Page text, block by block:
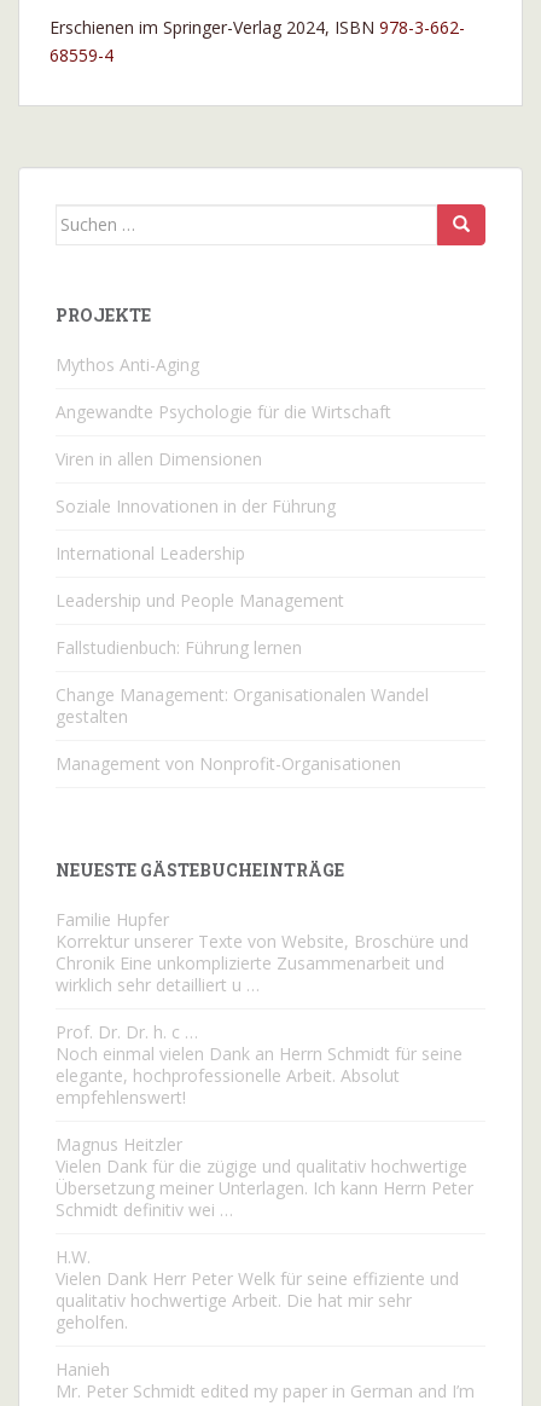
Erschienen im Springer-Verlag 2024, ISBN 978-3-662-
68559-4
Suchen
PROJEKTE
Mythos Anti-Aging
Angewandte Psychologie für die Wirtschaft
Viren in allen Dimensionen
Soziale Innovationen in der Führung
International Leadership
Leadership und People Management
Fallstudienbuch: Führung lernen
Change Management: Organisationalen Wandel
gestalten
Management von Nonprofit-Organisationen
NEUESTE GÄSTEBUCHEINTRÄGE
Familie Hupfer
Korrektur unserer Texte von Website, Broschüre und
Chronik Eine unkomplizierte Zusammenarbeit und
wirklich sehr detailliert u …
Prof. Dr. Dr. h. c …
Noch einmal vielen Dank an Herrn Schmidt für seine
elegante, hochprofessionelle Arbeit. Absolut
empfehlenswert!
Magnus Heitzler
Vielen Dank für die zügige und qualitativ hochwertige
Übersetzung meiner Unterlagen. Ich kann Herrn Peter
Schmidt definitiv wei …
H.W.
Vielen Dank Herr Peter Welk für seine effiziente und
qualitativ hochwertige Arbeit. Die hat mir sehr
geholfen.
Hanieh
Mr. Peter Schmidt edited my paper in German and I’m